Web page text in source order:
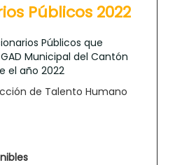
Públicos 2022
Públicos que
Municipal del Cantón
el año 2022
de Talento Humano